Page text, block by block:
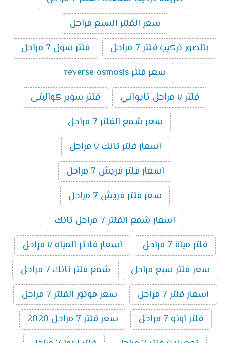
سعر الفلتر السبع مراحل
بالصور تركيب فلتر 7 مراحل
فلتر سول 7 مراحل
سعر فلتر reverse osmosis
فلتر ٧ مراحل تايواني
فلتر سوبر كواليتى
سعر شمع الفلتر 7 مراحل
اسعار فلتر تانك ٧ مراحل
اسعار فلتر فريش 7 مراحل
سعر فلتر فريش 7 مراحل
اسعار شمع الفلتر 7 مراحل تانك
فلتر مياة 7 مراحل
اسعار فلاتر المياه ٧ مراحل
سعر فلتر سبع مراحل
شمع فلتر تانك 7 مراحل
اسعار فلتر 7 مراحل
سعر موتور الفلتر 7 مراحل
فلتر اونو 7 مراحل
سعر فلتر 7 مراحل 2020